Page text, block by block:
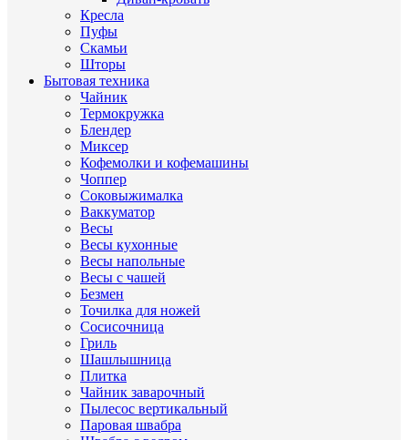
Кресла
Пуфы
Скамьи
Шторы
Бытовая техника
Чайник
Термокружка
Блендер
Миксер
Кофемолки и кофемашины
Чоппер
Соковыжималка
Ваккуматор
Весы
Весы кухонные
Весы напольные
Весы с чашей
Безмен
Точилка для ножей
Сосисочница
Гриль
Шашлышница
Плитка
Чайник заварочный
Пылесос вертикальный
Паровая швабра